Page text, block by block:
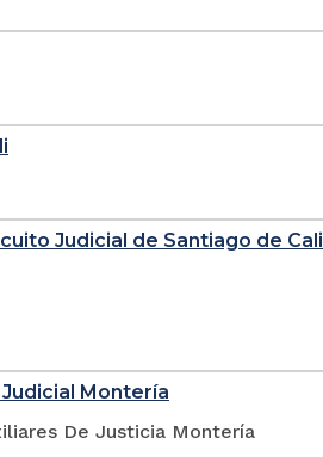
Judicial de Santiago de Cali
Montería
De Justicia Montería